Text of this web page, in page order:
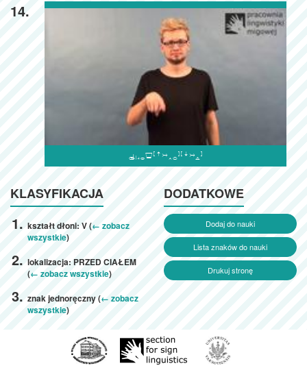
14.

KLASYFIKACJA
kształt dłoni: V (← zobacz
wszystkie)
lokalizacja: PRZED CIAŁEM
(← zobacz wszystkie)
znak jednoręczny (← zobacz
wszystkie)
DODATKOWE
Dodaj do nauki
Lista znaków do nauki
Drukuj stronę